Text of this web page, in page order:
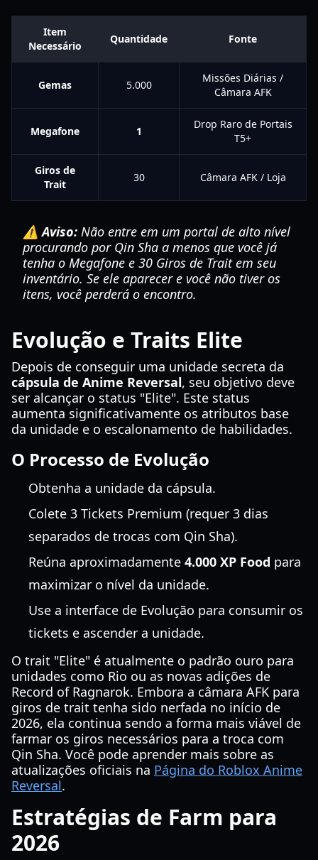
Item
Necessário
Quantidade Fonte
Gemas 5.000
Missões Diárias /
Câmara AFK
Megafone 1
Drop Raro de Portais
T5+
Giros de
Trait
30 Câmara AFK / Loja
⚠️ Aviso: Não entre em um portal de alto nível
procurando por Qin Sha a menos que você já
tenha o Megafone e 30 Giros de Trait em seu
inventário. Se ele aparecer e você não tiver os
itens, você perderá o encontro.
Evolução e Traits Elite
Depois de conseguir uma unidade secreta da
cápsula de Anime Reversal, seu objetivo deve
ser alcançar o status "Elite". Este status
aumenta significativamente os atributos base
da unidade e o escalonamento de habilidades.
O Processo de Evolução
Obtenha a unidade da cápsula.
Colete 3 Tickets Premium (requer 3 dias
separados de trocas com Qin Sha).
Reúna aproximadamente 4.000 XP Food para
maximizar o nível da unidade.
Use a interface de Evolução para consumir os
tickets e ascender a unidade.
O trait "Elite" é atualmente o padrão ouro para
unidades como Rio ou as novas adições de
Record of Ragnarok. Embora a câmara AFK para
giros de trait tenha sido nerfada no início de
2026, ela continua sendo a forma mais viável de
farmar os giros necessários para a troca com
Qin Sha. Você pode aprender mais sobre as
atualizações oficiais na Página do Roblox Anime
Reversal.
Estratégias de Farm para
2026